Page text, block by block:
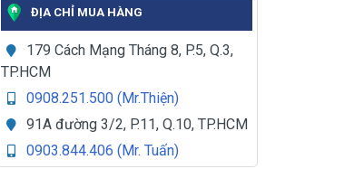
ĐỊA CHỈ MUA HÀNG
179 Cách Mạng Tháng 8, P.5, Q.3,
TP.HCM
0908.251.500 (Mr.Thiện)
91A đường 3/2, P.11, Q.10, TP.HCM
0903.844.406 (Mr. Tuấn)